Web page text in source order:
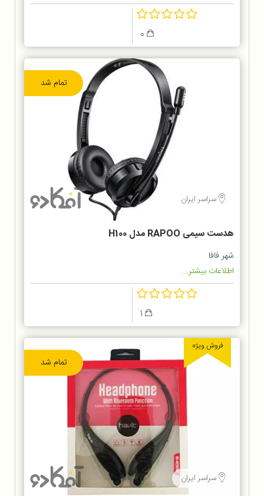
تمام شد
سراسر ایران
هدست سیمی RAPOO مدل H100
شهر فافا
اطلاعات بیشتر...
تمام شد
فروش ویژه
سراسر ایران